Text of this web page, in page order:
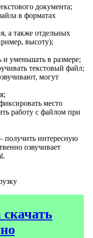
документа;
в форматах
а также отдельных
высоту);
уменьшать в размере;
текстовый файл;
могут
место
работу с файлом при
получить интересную
озвучивает